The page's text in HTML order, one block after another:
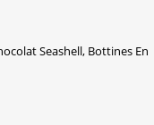
Seashell, Bottines En